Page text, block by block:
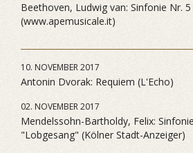
Beethoven, Ludwig van: Sinfonie Nr.
(www.apemusicale.it)
10. NOVEMBER 2017
Antonin Dvorak: Requiem (L'Echo)
02. NOVEMBER 2017
Mendelssohn-Bartholdy, Felix:
"Lobgesang" (Kölner Stadt-Anzeiger)